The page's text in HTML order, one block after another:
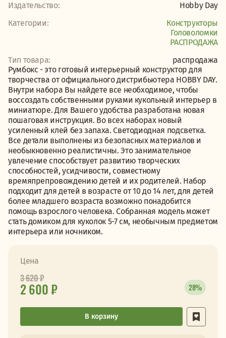
Издательство:
Hobby Day
Категории:
Конструкторы
Головоломки
PАСПРОДАЖА
Тип товара:
распродажа
Румбокс - это готовый интерьерный конструктор для
творчества от официального дистрибьютера HOBBY DAY.
Внутри набора Вы найдете все необходимое, чтобы
воссоздать собственными руками кукольный интерьер в
миниатюре. Для Вашего удобства разработана новая
пошаговая инструкция. Во всех наборах новый
усиленный клей без запаха. Светодиодная подсветка.
Все детали выполнены из безопасных материалов и
необыкновенно реалистичны. Это занимательное
увлечение способствует развитию творческих
способностей, усидчивости, совместному
времяпрепровождению детей и их родителей. Набор
подходит для детей в возрасте от 10 до 14 лет, для детей
более младшего возраста возможно понадобится
помощь взрослого человека. Собранная модель может
стать домиком для куколок 5-7 см, необычным предметом
интерьера или ночником.
Цена
2 600 ₽
3 620₽
28%
В корзину